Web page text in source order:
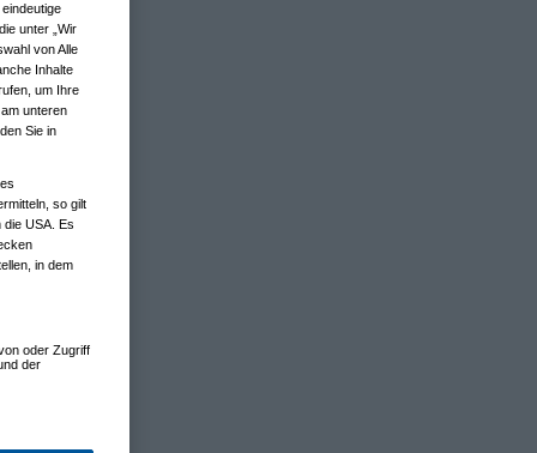
unter „Wir
von Alle
Inhalte
um Ihre
unteren
Sie in
so gilt
die USA. Es
in dem
oder Zugriff
der